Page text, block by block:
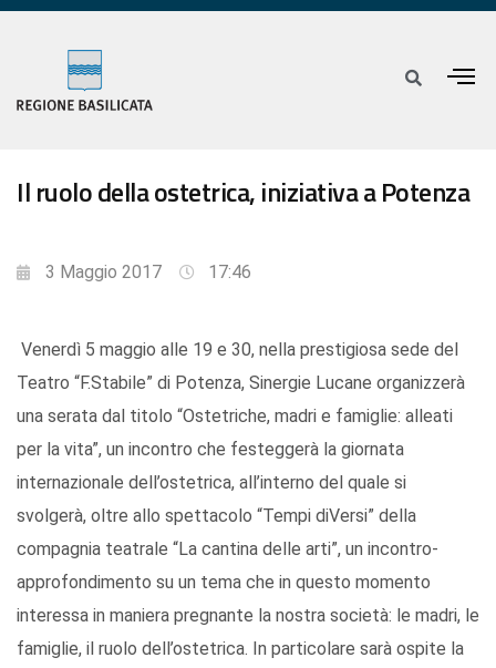
Il ruolo della ostetrica, iniziativa a Potenza
3 Maggio 2017 17:46
Venerdì 5 maggio alle 19 e 30, nella prestigiosa sede del
Teatro “F.Stabile” di Potenza, Sinergie Lucane organizzerà
una serata dal titolo “Ostetriche, madri e famiglie: alleati
per la vita”, un incontro che festeggerà la giornata
internazionale dell’ostetrica, all’interno del quale si
svolgerà, oltre allo spettacolo “Tempi diVersi” della
compagnia teatrale “La cantina delle arti”, un incontro-
approfondimento su un tema che in questo momento
interessa in maniera pregnante la nostra società: le madri, le
famiglie, il ruolo dell’ostetrica. In particolare sarà ospite la